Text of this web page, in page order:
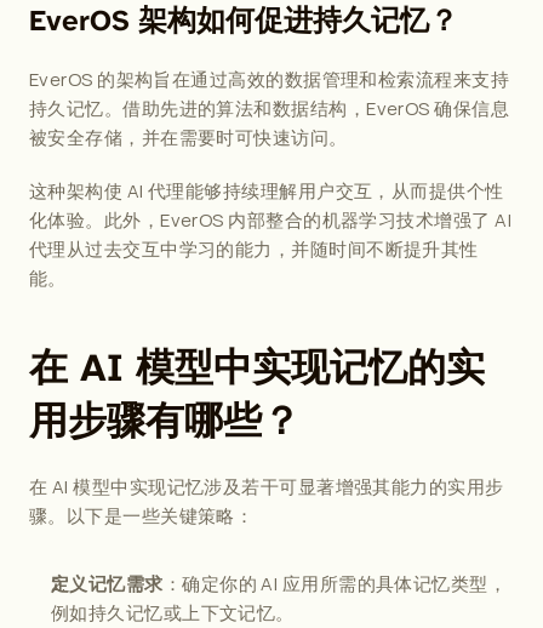
EverOS 架构如何促进持久记忆？
EverOS 的架构旨在通过高效的数据管理和检索流程来支持
持久记忆。借助先进的算法和数据结构，EverOS 确保信息
被安全存储，并在需要时可快速访问。
这种架构使 AI 代理能够持续理解用户交互，从而提供个性
化体验。此外，EverOS 内部整合的机器学习技术增强了 AI
代理从过去交互中学习的能力，并随时间不断提升其性
能。
在 AI 模型中实现记忆的实
用步骤有哪些？
在 AI 模型中实现记忆涉及若干可显著增强其能力的实用步
骤。以下是一些关键策略：
定义记忆需求 ：确定你的 AI 应用所需的具体记忆类型，
例如持久记忆或上下文记忆。